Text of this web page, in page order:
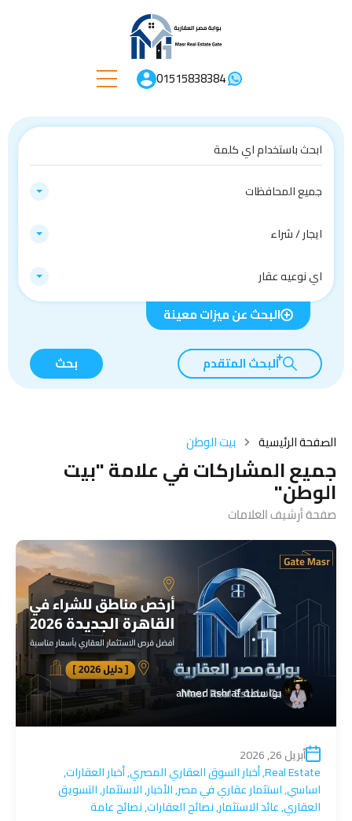
01515838384
جميع المحافظات
ايجار / شراء
اي نوعيه عقار
البحث عن ميزات معينة
البحث المتقدم بحث
الصفحة الرئيسية بيت الوطن
جميع المشاركات في علامة "بيت
الوطن"
صفحة أرشيف العلامات
بواسطةahmed ashraf
أبريل 26, 2026
Real Estate
,أخبار السوق العقاري المصري,أخبار العقارات,
اساسي,استثمار عقاري في مصر,الأخبار,الاستثمار,التسويق
العقاري,عائد الاستثمار,نصائح العقارات,نصائح عامة